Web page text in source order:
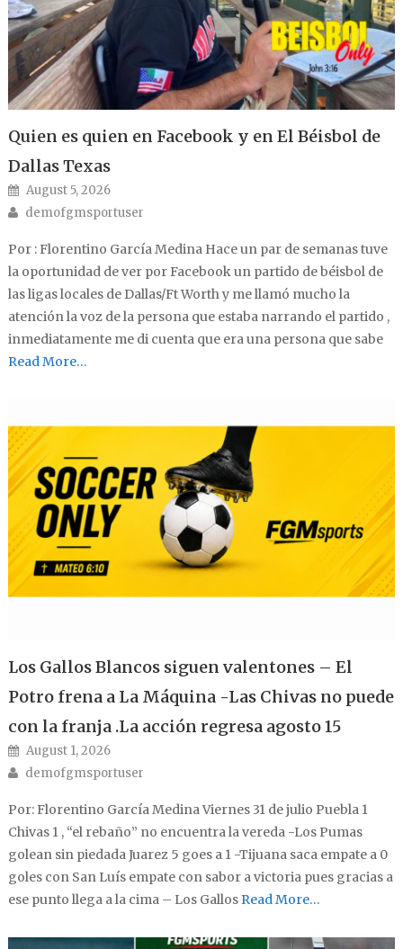
Quien es quien en Facebook y en El Béisbol de
Dallas Texas
Posted on
August 5, 2026
Author
demofgmsportuser
Por : Florentino García Medina Hace un par de semanas tuve
la oportunidad de ver por Facebook un partido de béisbol de
las ligas locales de Dallas/Ft Worth y me llamó mucho la
atención la voz de la persona que estaba narrando el partido ,
inmediatamente me di cuenta que era una persona que sabe
Read More…
Los Gallos Blancos siguen valentones – El
Potro frena a La Máquina -Las Chivas no puede
con la franja .La acción regresa agosto 15
Posted on
August 1, 2026
Author
demofgmsportuser
Por: Florentino García Medina Viernes 31 de julio Puebla 1
Chivas 1 , “el rebaño” no encuentra la vereda -Los Pumas
golean sin piedada Juarez 5 goes a 1 -Tijuana saca empate a 0
goles con San Luís empate con sabor a victoria pues gracias a
ese punto llega a la cima – Los GallosRead More…